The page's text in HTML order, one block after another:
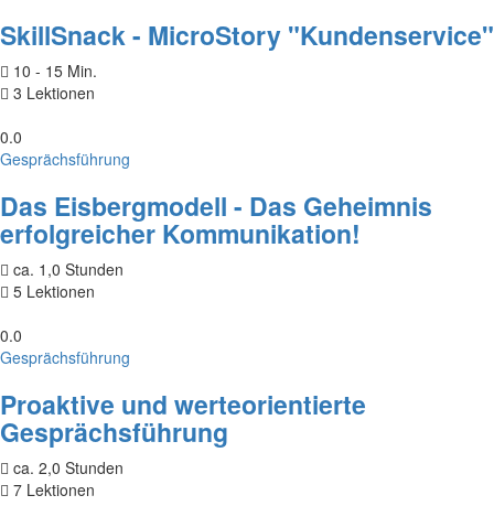
SkillSnack - MicroStory "Kundenservice"
10 - 15 Min.
3 Lektionen
0.0
Gesprächsführung
Das Eisbergmodell - Das Geheimnis
erfolgreicher Kommunikation!
ca. 1,0 Stunden
5 Lektionen
0.0
Gesprächsführung
Proaktive und werteorientierte
Gesprächsführung
ca. 2,0 Stunden
7 Lektionen